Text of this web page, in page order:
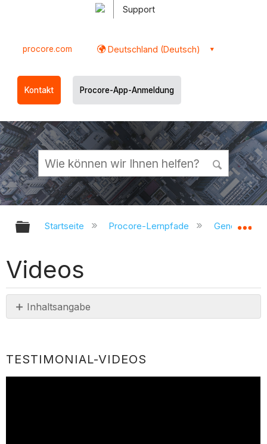
Support
procore.com Deutschland (Deutsch)
Kontakt Procore-App-Anmeldung
Globale Hierarchie auf- und
Startseite Procore-Lernpfade
Videos
Inhaltsangabe
TESTIMONIAL-VIDEOS